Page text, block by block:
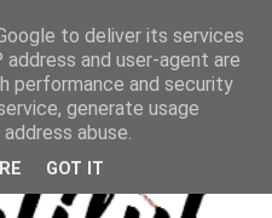
to deliver its services
and user-agent are
performance and security
generate usage
abuse.
GOT IT